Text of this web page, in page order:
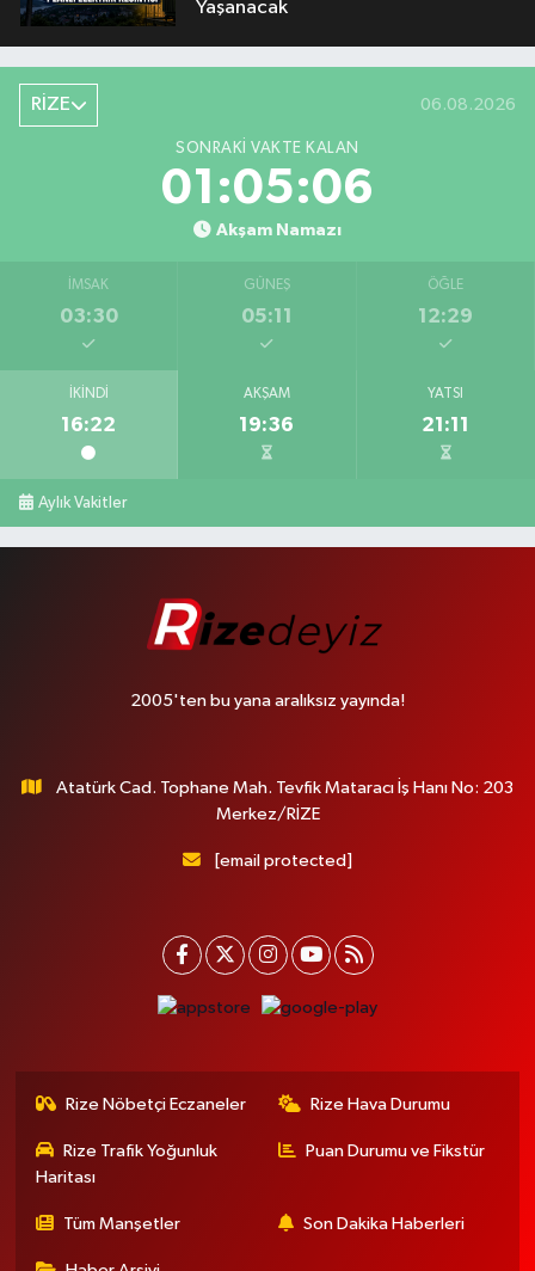
Yaşanacak
RİZE 06.08.2026
SONRAKI VAKTE KALAN
01:05:05
Akşam Namazı
İMSAK
03:30
GÜNEŞ
05:11
ÖĞLE
12:29
İKINDI
16:22
AKŞAM
19:36
YATSI
21:11
Aylık Vakitler
2005'ten bu yana aralıksız yayında!
Atatürk Cad. Tophane Mah. Tevfik Mataracı İş Hanı No: 203
Merkez/RİZE
[email protected]
Rize Nöbetçi Eczaneler Rize Hava Durumu
Rize Trafik Yoğunluk
Haritası
Puan Durumu ve Fikstür
Tüm Manşetler Son Dakika Haberleri